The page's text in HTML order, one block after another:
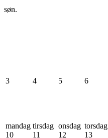
søn.
3 4 5 6
mandag
10
tirsdag
11
onsdag
12
torsdag
13